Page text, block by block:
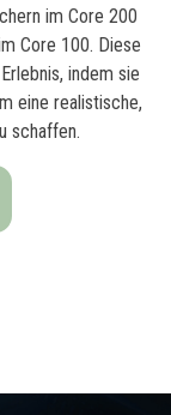
im Core 200
Core 100. Diese
indem sie
eine realistische,
schaffen.